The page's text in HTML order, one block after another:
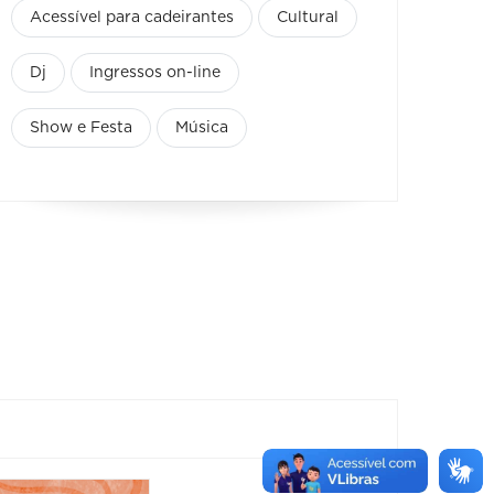
Acessível para cadeirantes Cultural
Dj Ingressos on-line
Show e Festa Música